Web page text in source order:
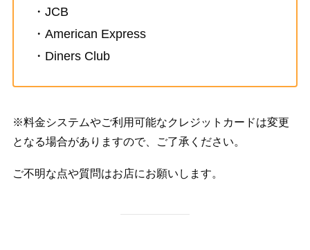
・JCB
・American Express
・Diners Club
※料金システムやご利用可能なクレジットカードは変更
となる場合がありますので、ご了承ください。
ご不明な点や質問はお店にお願いします。